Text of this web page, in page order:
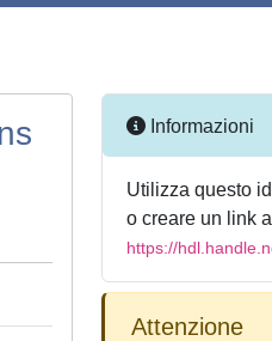
Informazioni
Utilizza questo
o creare un link
https://
Attenzione